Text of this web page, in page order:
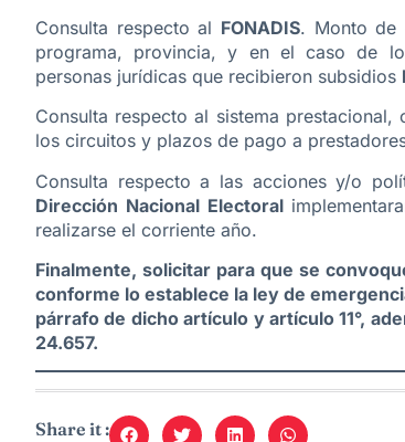
Consulta respecto al FONADIS. Monto de
programa, provincia, y en el caso de
personas jurídicas que recibieron subsidios
Consulta respecto al sistema prestacional,
los circuitos y plazos de pago a
Consulta respecto a las acciones y/o
Dirección Nacional Electoral
realizarse el corriente año.
Finalmente, solicitar para que se
conforme lo establece la ley de
párrafo de dicho artículo y artículo 11°,
24.657.
Share it :